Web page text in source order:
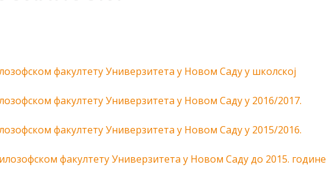
факултету Универзитета у Новом Саду у школској
факултету Универзитета у Новом Саду у 2016/2017.
факултету Универзитета у Новом Саду у 2015/2016.
факултету Универзитета у Новом Саду до 2015. године